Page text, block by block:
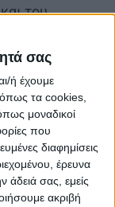
σας
ή έχουμε
τα cookies,
μοναδικοί
που
διαφημίσεις
έρευνα
άδειά σας, εμείς
ακριβή
του
αυτή η
(24
και ον,
εύρωσιν”